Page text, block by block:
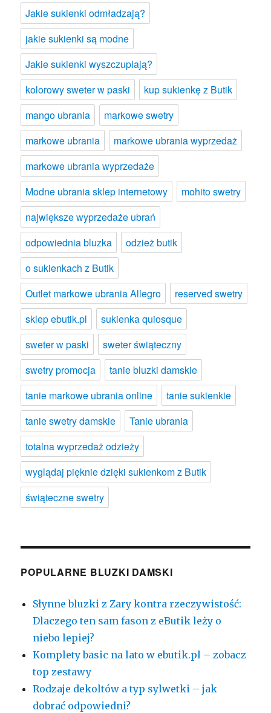
Jakie sukienki odmładzają?
jakie sukienki są modne
Jakie sukienki wyszczuplają?
kolorowy sweter w paski
kup sukienkę z Butik
mango ubrania
markowe swetry
markowe ubrania
markowe ubrania wyprzedaż
markowe ubrania wyprzedaże
Modne ubrania sklep internetowy
mohito swetry
największe wyprzedaże ubrań
odpowiednia bluzka
odzież butik
o sukienkach z Butik
Outlet markowe ubrania Allegro
reserved swetry
sklep ebutik.pl
sukienka quiosque
sweter w paski
sweter świąteczny
swetry promocja
tanie bluzki damskie
tanie markowe ubrania online
tanie sukienkie
tanie swetry damskie
Tanie ubrania
totalna wyprzedaż odzieży
wyglądaj pięknie dzięki sukienkom z Butik
świąteczne swetry
POPULARNE BLUZKI DAMSKI
Słynne bluzki z Zary kontra rzeczywistość:
Dlaczego ten sam fason z eButik leży o
niebo lepiej?
Komplety basic na lato w ebutik.pl – zobacz
top zestawy
Rodzaje dekoltów a typ sylwetki – jak
dobrać odpowiedni?